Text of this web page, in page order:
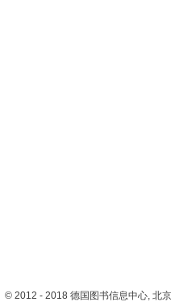
© 2012 - 2018 德国图书信息中心, 北